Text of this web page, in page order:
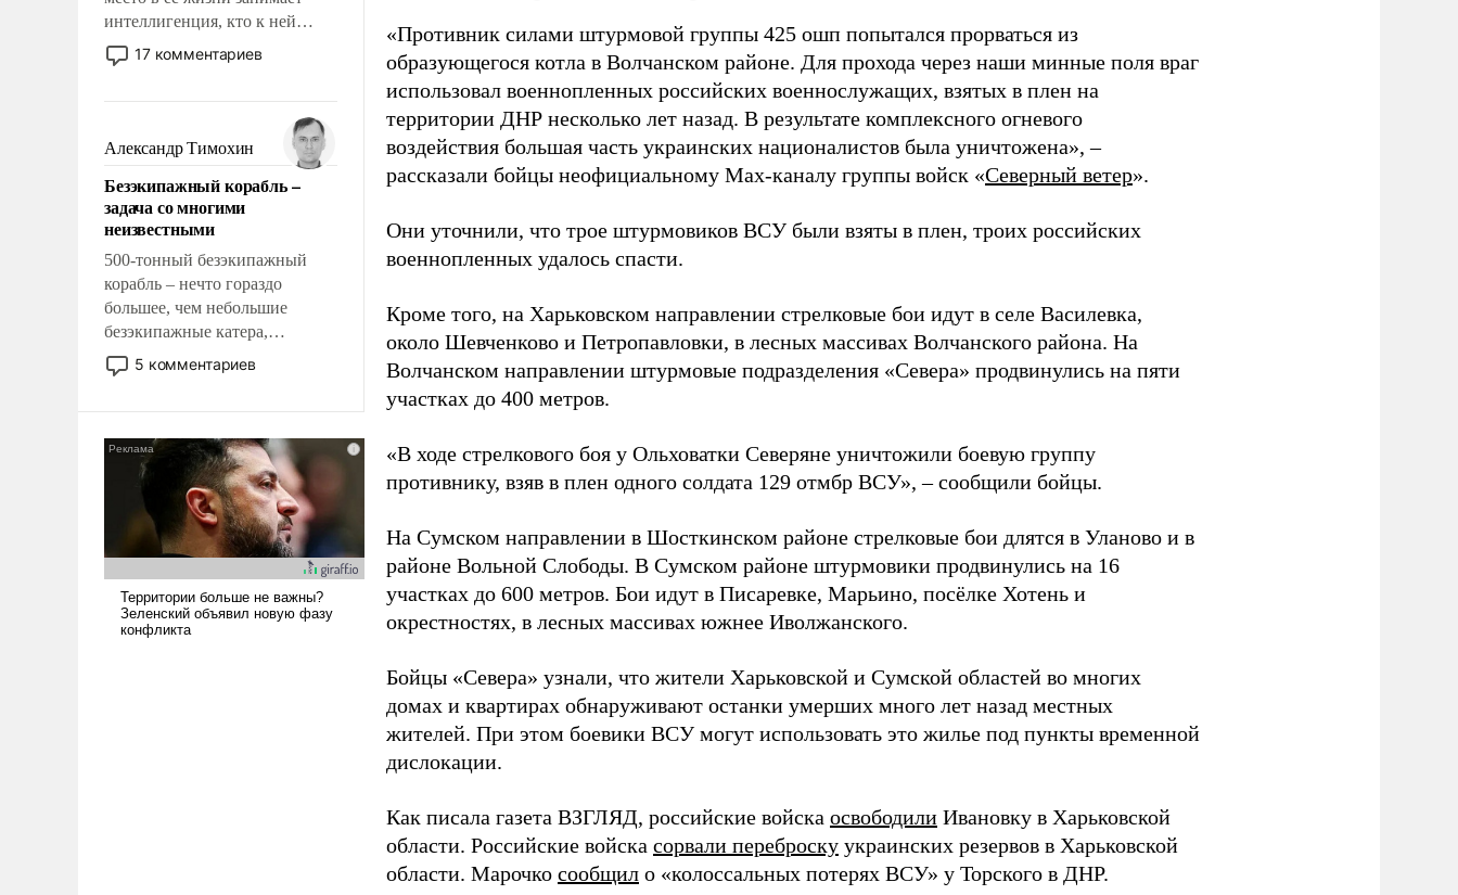
интеллигенция, кто к ней
принадлежит, а кого из нее
исключили с правом
чем она отличается от просто
образованных людей. Иногда
казалось, что эти вопросы
решены раз и навсегда, но –
нет, не решены.
17 комментариев
Александр Тимохин
Безэкипажный корабль –
задача со многими
неизвестными
500-тонный безэкипажный
корабль – нечто гораздо
большее, чем небольшие
безэкипажные катера,
применение которых уже
стало обыденностью. Задача по
и ее реализация радикально
поднимет наши боевые
возможности.
5 комментариев
«Противник силами штурмовой группы 425 ошп попытался прорваться из
образующегося котла в Волчанском районе. Для прохода через наши минные поля враг
использовал военнопленных российских военнослужащих, взятых в плен на
территории ДНР несколько лет назад. В результате комплексного огневого
воздействия большая часть украинских националистов была уничтожена», –
рассказали бойцы неофициальному Max-каналу группы войск «Северный ветер».
Они уточнили, что трое штурмовиков ВСУ были взяты в плен, троих российских
военнопленных удалось спасти.
Кроме того, на Харьковском направлении стрелковые бои идут в селе Василевка,
около Шевченково и Петропавловки, в лесных массивах Волчанского района. На
Волчанском направлении штурмовые подразделения «Севера» продвинулись на пяти
участках до 400 метров.
«В ходе стрелкового боя у Ольховатки Северяне уничтожили боевую группу
противнику, взяв в плен одного солдата 129 отмбр ВСУ», – сообщили бойцы.
На Сумском направлении в Шосткинском районе стрелковые бои длятся в Уланово и в
районе Вольной Слободы. В Сумском районе штурмовики продвинулись на 16
участках до 600 метров. Бои идут в Писаревке, Марьино, посёлке Хотень и
окрестностях, в лесных массивах южнее Иволжанского.
Бойцы «Севера» узнали, что жители Харьковской и Сумской областей во многих
домах и квартирах обнаруживают останки умерших много лет назад местных
жителей. При этом боевики ВСУ могут использовать это жилье под пункты временной
дислокации.
Как писала газета ВЗГЛЯД, российские войска освободили Ивановку в Харьковской
области. Российские войска сорвали переброску украинских резервов в Харьковской
области. Марочко сообщил о «колоссальных потерях ВСУ» у Торского в ДНР.